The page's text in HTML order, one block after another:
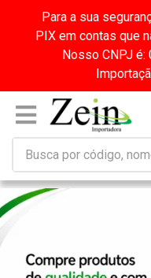
Para a sua
PIX em contas que
Nosso CNPJ